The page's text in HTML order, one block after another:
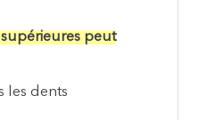
supérieures peut
les dents